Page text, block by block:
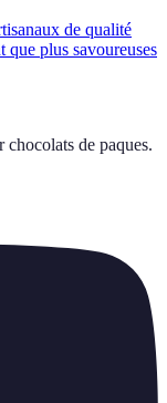
de qualité
que plus savoureuses
chocolats de paques.